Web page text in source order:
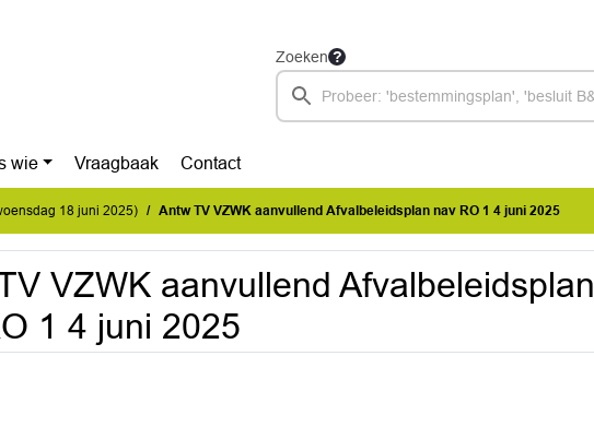
Zoeken
wie Vraagbaak Contact
18 juni 2025) Antw TV VZWK aanvullend Afvalbeleidsplan nav RO 1 4 juni 2025
VZWK aanvullend Afvalbeleidsplan
1 4 juni 2025